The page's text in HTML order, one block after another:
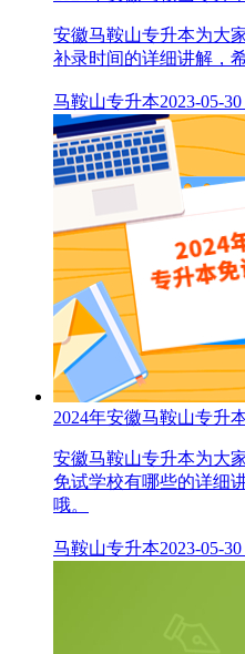
安徽马鞍山专升本为大
补录时间的详细讲解，
马鞍山专升本2023-05-30
2024年安徽马鞍山专升
安徽马鞍山专升本为大
免试学校有哪些的详细
哦。
马鞍山专升本2023-05-30